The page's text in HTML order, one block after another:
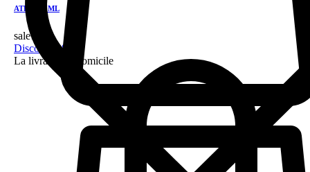
ATRIX 30ML
sale!
Discount 28%
La livraison a domicile